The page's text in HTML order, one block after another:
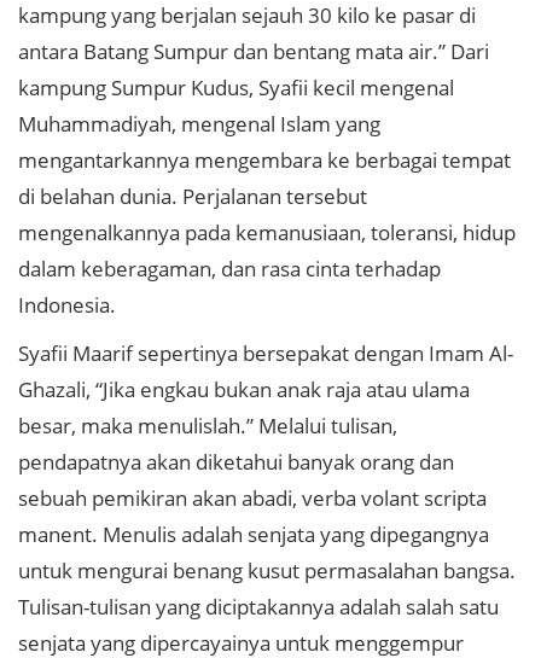
kampung yang berjalan sejauh 30 kilo ke pasar di
antara Batang Sumpur dan bentang mata air.” Dari
kampung Sumpur Kudus, Syafii kecil mengenal
Muhammadiyah, mengenal Islam yang
mengantarkannya mengembara ke berbagai tempat
di belahan dunia. Perjalanan tersebut
mengenalkannya pada kemanusiaan, toleransi, hidup
dalam keberagaman, dan rasa cinta terhadap
Indonesia.
Syafii Maarif sepertinya bersepakat dengan Imam Al-
Ghazali, “Jika engkau bukan anak raja atau ulama
besar, maka menulislah.” Melalui tulisan,
pendapatnya akan diketahui banyak orang dan
sebuah pemikiran akan abadi, verba volant scripta
manent. Menulis adalah senjata yang dipegangnya
untuk mengurai benang kusut permasalahan bangsa.
Tulisan-tulisan yang diciptakannya adalah salah satu
senjata yang dipercayainya untuk menggempur